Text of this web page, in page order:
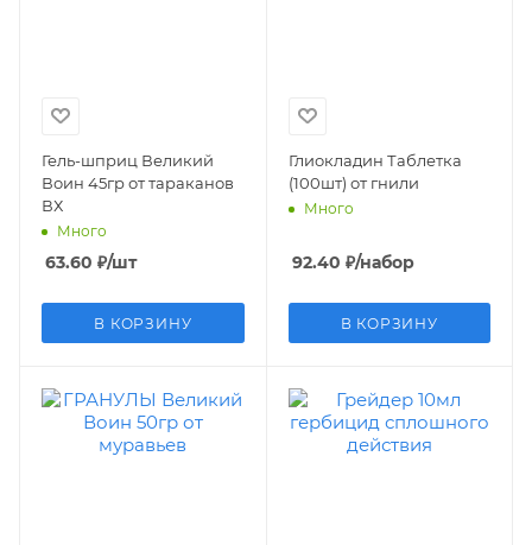
Гель-шприц Великий
Воин 45гр от тараканов
ВХ
Много
63.60 ₽/шт
В КОРЗИНУ
Глиокладин Таблетка
(100шт) от гнили
Много
92.40 ₽/набор
В КОРЗИНУ